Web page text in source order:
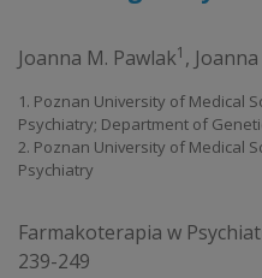
Joanna M. Pawlak1 ,
1. Poznan University of Medical
Psychiatry; Department of
2. Poznan University of Medical
Psychiatry
Farmakoterapia w
239-249